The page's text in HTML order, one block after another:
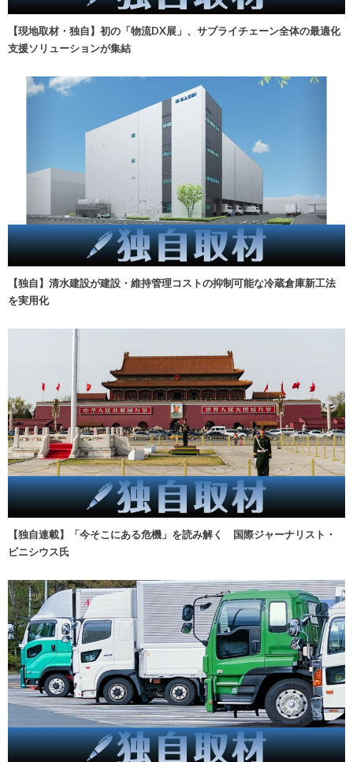
【現地取材・独自】初の「物流DX展」、サプライチェーン全体の最適化
支援ソリューションが集結
【独自】清水建設が建設・維持管理コストの抑制可能な冷蔵倉庫新工法
を実用化
【独自連載】「今そこにある危機」を読み解く 国際ジャーナリスト・
ビニシウス氏